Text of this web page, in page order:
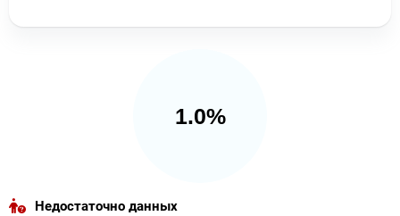
1.0%
Недостаточно данных